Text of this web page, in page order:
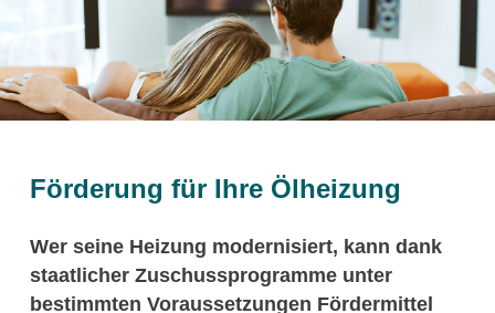
Förderung für Ihre Ölheizung
Wer seine Heizung modernisiert, kann dank
staatlicher Zuschussprogramme unter
bestimmten Voraussetzungen Fördermittel